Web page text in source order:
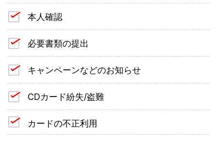
本人確認
必要書類の提出
キャンペーンなどのお知らせ
CDカード紛失/盗難
カードの不正利用